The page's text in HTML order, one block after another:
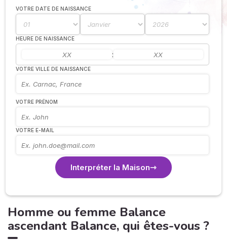
VOTRE DATE DE NAISSANCE
HEURE DE NAISSANCE
:
VOTRE VILLE DE NAISSANCE
VOTRE PRÉNOM
VOTRE E-MAIL
Interpréter la Maison
Homme ou femme Balance
ascendant Balance, qui êtes-vous ?